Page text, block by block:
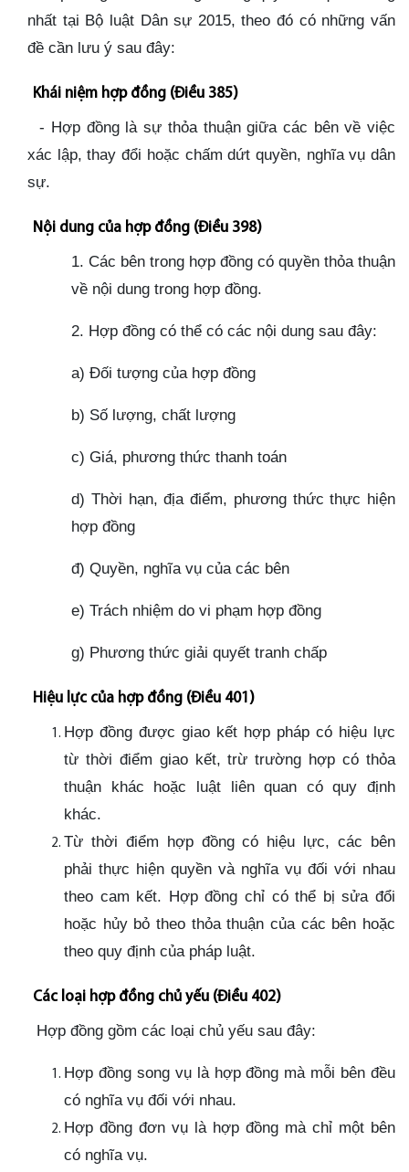
nhất tại Bộ luật Dân sự 2015, theo đó có những vấn
đề cần lưu ý sau đây:
Khái niệm hợp đồng (Điều 385)
- Hợp đồng là sự thỏa thuận giữa các bên về việc
xác lập, thay đổi hoặc chấm dứt quyền, nghĩa vụ dân
sự.
Nội dung của hợp đồng (Điều 398)
1. Các bên trong hợp đồng có quyền thỏa thuận
về nội dung trong hợp đồng.
2. Hợp đồng có thể có các nội dung sau đây:
a) Đối tượng của hợp đồng
b) Số lượng, chất lượng
c) Giá, phương thức thanh toán
d) Thời hạn, địa điểm, phương thức thực hiện
hợp đồng
đ) Quyền, nghĩa vụ của các bên
e) Trách nhiệm do vi phạm hợp đồng
g) Phương thức giải quyết tranh chấp
Hiệu lực của hợp đồng (Điều 401)
Hợp đồng được giao kết hợp pháp có hiệu lực
từ thời điểm giao kết, trừ trường hợp có thỏa
thuận khác hoặc luật liên quan có quy định
khác.
Từ thời điểm hợp đồng có hiệu lực, các bên
phải thực hiện quyền và nghĩa vụ đối với nhau
theo cam kết. Hợp đồng chỉ có thể bị sửa đổi
hoặc hủy bỏ theo thỏa thuận của các bên hoặc
theo quy định của pháp luật.
Các loại hợp đồng chủ yếu (Điều 402)
Hợp đồng gồm các loại chủ yếu sau đây:
Hợp đồng song vụ là hợp đồng mà mỗi bên đều
có nghĩa vụ đối với nhau.
Hợp đồng đơn vụ là hợp đồng mà chỉ một bên
có nghĩa vụ.